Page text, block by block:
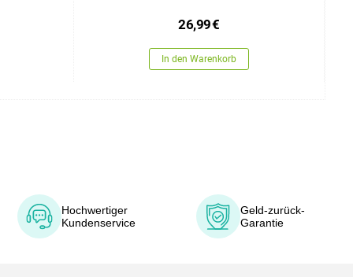
26,99€
In den Warenkorb
Hochwertiger
Kundenservice
Geld-zurück-
Garantie